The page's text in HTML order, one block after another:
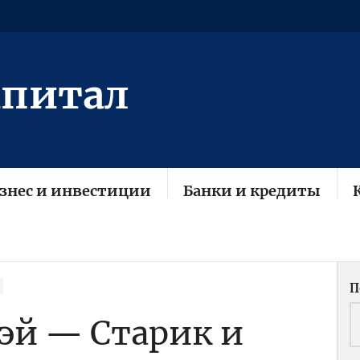
и инвестиции Банки и кредиты
— Старик и